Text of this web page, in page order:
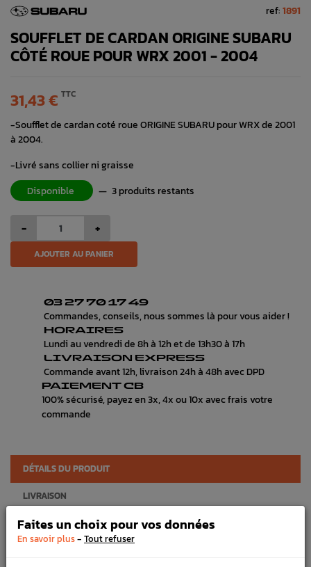
ref:1891
SOUFFLET DE CARDAN ORIGINE SUBARU
CÔTÉ ROUE POUR WRX 2001 - 2004
31,43 € TTC
-Soufflet de cardan coté roue ORIGINE SUBARU pour WRX de 2001
à 2004.
-Livré sans collier ni graisse
Disponible
— 3 produits restants
- +
AJOUTER AU PANIER
03 27 70 17 49
Commandes, conseils, nous sommes là pour vous aider !
HORAIRES
Lundi au vendredi de 8h à 12h et de 13h30 à 17h
LIVRAISON EXPRESS
Commande avant 12h, livraison 24h à 48h avec DPD
PAIEMENT CB
100% sécurisé, payez en 3x, 4x ou 10x avec frais votre
commande
DÉTAILS DU PRODUIT
LIVRAISON
VÉHICULES COMPATIBLE
SCHÉMA CONSTRUCTEUR
Faites un choix pour vos données
En savoir plus- Tout refuser